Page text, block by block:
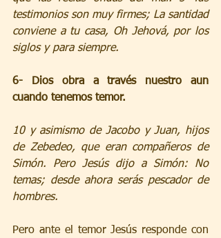
testimonios son muy firmes; La santidad
conviene a tu casa, Oh Jehová, por los
siglos y para siempre.
6- Dios obra a través nuestro aun
cuando tenemos temor.
10 y asimismo de Jacobo y Juan, hijos
de Zebedeo, que eran compañeros de
Simón. Pero Jesús dijo a Simón: No
temas; desde ahora serás pescador de
hombres.
Pero ante el temor Jesús responde con